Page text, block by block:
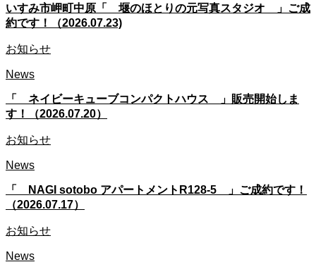
いすみ市岬町中原「 堰のほとりの元写真スタジオ 」ご成
約です！（2026.07.23)
お知らせ
News
「 ネイビーキューブコンパクトハウス 」販売開始しま
す！（2026.07.20）
お知らせ
News
「 NAGI sotobo アパートメントR128-5 」ご成約です！
（2026.07.17）
お知らせ
News